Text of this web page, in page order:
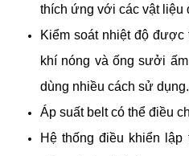
thích ứng với các vật liệu
Kiểm soát nhiệt độ được
khí nóng và ống sưởi
dùng nhiều cách sử dụng.
Áp suất belt có thể điều
Hệ thống điều khiển